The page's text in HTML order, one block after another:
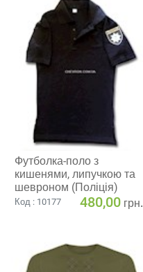
Футболка-поло з
кишенями, липучкою та
шевроном (Поліція)
Код : 10177 480,00 грн.